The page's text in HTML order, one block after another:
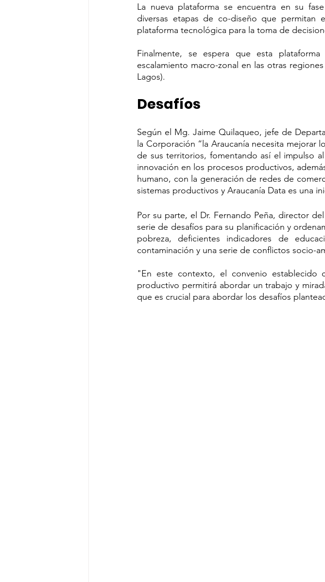
La nueva plataforma se encuentra en su
diversas etapas de co-diseño que permitan
plataforma tecnológica para la toma de
Finalmente, se espera que esta
escalamiento macro-zonal en las otras
Lagos).
Desafíos
Según el Mg. Jaime Quilaqueo, jefe de
la Corporación “la Araucanía necesita
de sus territorios, fomentando así el impulso
innovación en los procesos productivos,
humano, con la generación de redes de
sistemas productivos y Araucanía Data es una
Por su parte, el Dr. Fernando Peña, director
serie de desafíos para su planificación y
pobreza, deficientes indicadores de
contaminación y una serie de conflictos socio-
"En este contexto, el convenio establecido
productivo permitirá abordar un trabajo y
que es crucial para abordar los desafíos